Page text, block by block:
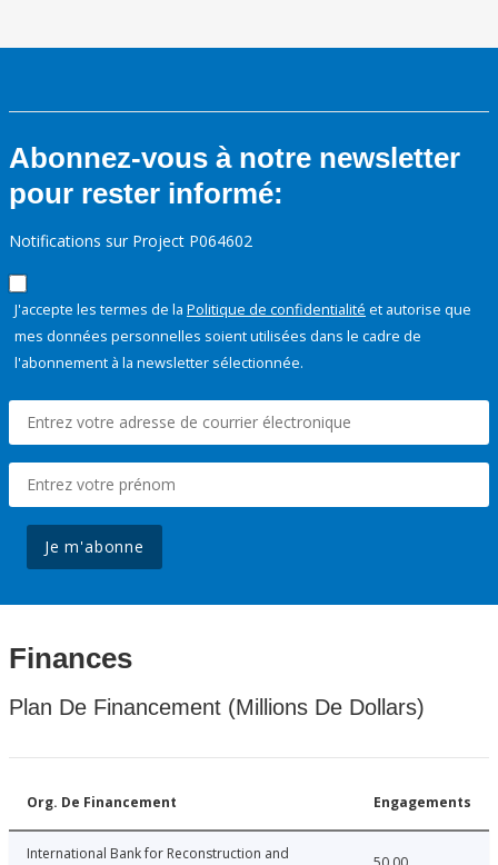
Abonnez-vous à notre newsletter
pour rester informé:
Notifications sur Project P064602
J'accepte les termes de la Politique de confidentialité et autorise que
mes données personnelles soient utilisées dans le cadre de
l'abonnement à la newsletter sélectionnée.
Je m'abonne
Finances
Plan De Financement (Millions De Dollars)
Org. De Financement Engagements
International Bank for Reconstruction and